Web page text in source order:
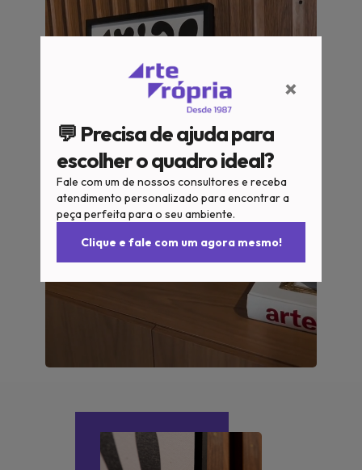
×
💬 Precisa de ajuda para
escolher o quadro ideal?
Fale com um de nossos consultores e receba
atendimento personalizado para encontrar a
peça perfeita para o seu ambiente.
Clique e fale com um agora mesmo!